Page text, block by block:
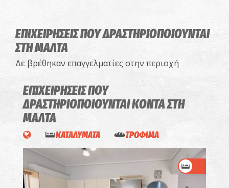
ΕΠΙΧΕΙΡΗΣΕΙΣ ΠΟΥ ΔΡΑΣΤΗΡΙΟΠΟΙΟΥΝΤΑΙ
ΣΤΗ ΜΑΛΤΑ
Δε βρέθηκαν επαγγελματίες στην περιοχή
ΕΠΙΧΕΙΡΗΣΕΙΣ ΠΟΥ
ΔΡΑΣΤΗΡΙΟΠΟΙΟΥΝΤΑΙΚΟΝΤΑ ΣΤΗ
ΜΑΛΤΑ
ΚΑΤΑΛΥΜΑΤΑ ΤΡΟΦΙΜΑ